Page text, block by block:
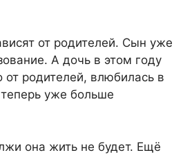
от родителей. Сын уже
А дочь в этом году
от родителей, влюбилась в
уже больше
она жить не будет. Ещё